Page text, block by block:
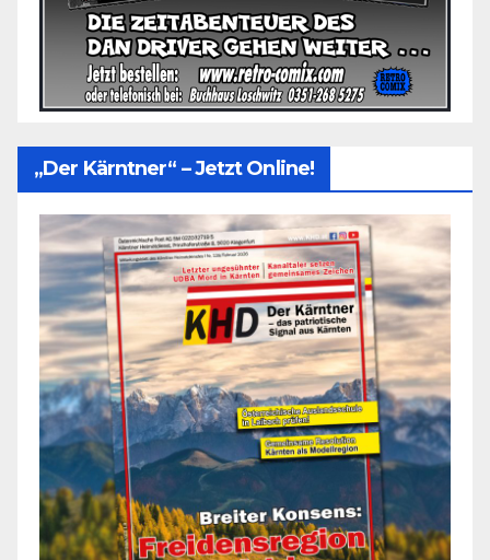
„Der Kärntner“ – Jetzt Online!